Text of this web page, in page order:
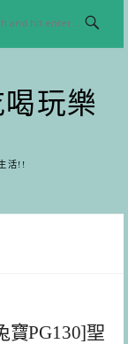
玩樂
活!!
寶PG130]聖